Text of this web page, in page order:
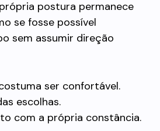
postura permanece
se fosse possível
sem assumir direção
ser confortável.
escolhas.
com a própria constância.